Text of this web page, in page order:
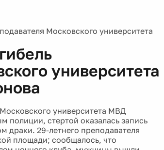
Московского университета
университета
университета МВД
стертой оказалась запись
драки. 29-летнего преподавателя
площади; сообщалось, что